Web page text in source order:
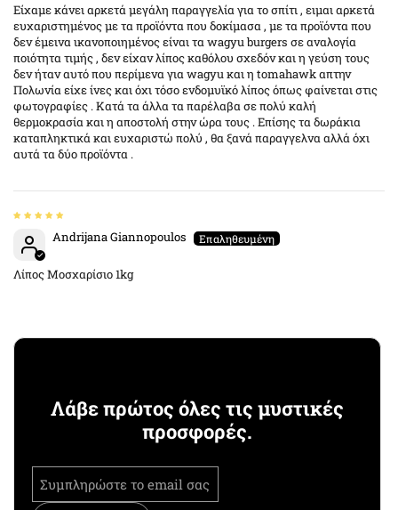
Είχαμε κάνει αρκετά μεγάλη παραγγελία για το σπίτι , ειμαι αρκετά
ευχαριστημένος με τα προϊόντα που δοκίμασα , με τα προϊόντα που
δεν έμεινα ικανοποιημένος είναι τα wagyu burgers σε αναλογία
ποιότητα τιμής , δεν είχαν λίπος καθόλου σχεδόν και η γεύση τους
δεν ήταν αυτό που περίμενα για wagyu και η tomahawk απτην
Πολωνία είχε ίνες και όχι τόσο ενδομυϊκό λίπος όπως φαίνεται στις
φωτογραφίες . Κατά τα άλλα τα παρέλαβα σε πολύ καλή
θερμοκρασία και η αποστολή στην ώρα τους . Επίσης τα δωράκια
καταπληκτικά και ευχαριστώ πολύ , θα ξανά παραγγελνα αλλά όχι
αυτά τα δύο προϊόντα .
Andrijana Giannopoulos
Λίπος Μοσχαρίσιο 1kg
Λάβε πρώτος όλες τις μυστικές
προσφορές.